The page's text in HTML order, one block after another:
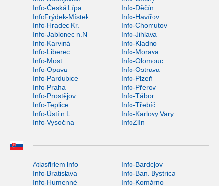
Info-Česká Lípa
Info-Děčín
InfoFrýdek-Místek
Info-Havířov
Info-Hradec Kr.
Info-Chomutov
Info-Jablonec n.N.
Info-Jihlava
Info-Karviná
Info-Kladno
Info-Liberec
Info-Morava
Info-Most
Info-Olomouc
Info-Opava
Info-Ostrava
Info-Pardubice
Info-Plzeň
Info-Praha
Info-Přerov
Info-Prostějov
Info-Tábor
Info-Teplice
Info-Třebíč
Info-Ústí n.L.
Info-Karlovy Vary
Info-Vysočina
InfoZlín
Atlasfiriem.info
Info-Bardejov
Info-Bratislava
Info-Ban. Bystrica
Info-Humenné
Info-Komárno